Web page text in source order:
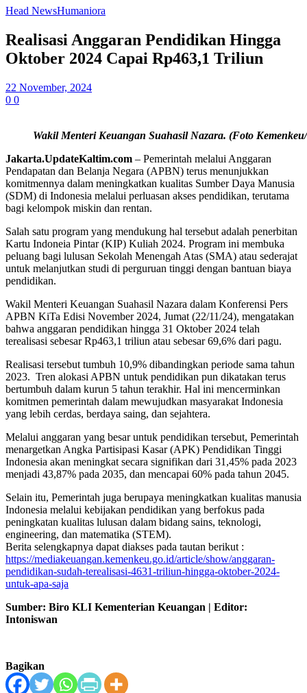
Head NewsHumaniora
Realisasi Anggaran Pendidikan Hingga
Oktober 2024 Capai Rp463,1 Triliun
22 November, 2024
0 0
Wakil Menteri Keuangan Suahasil Nazara. (Foto
Jakarta.UpdateKaltim.com – Pemerintah melalui Anggaran
Pendapatan dan Belanja Negara (APBN) terus menunjukkan
komitmennya dalam meningkatkan kualitas Sumber Daya Manusia
(SDM) di Indonesia melalui perluasan akses pendidikan, terutama
bagi kelompok miskin dan rentan.
Salah satu program yang mendukung hal tersebut adalah penerbitan
Kartu Indoneia Pintar (KIP) Kuliah 2024. Program ini membuka
peluang bagi lulusan Sekolah Menengah Atas (SMA) atau sederajat
untuk melanjutkan studi di perguruan tinggi dengan bantuan biaya
pendidikan.
Wakil Menteri Keuangan Suahasil Nazara dalam Konferensi Pers
APBN KiTa Edisi November 2024, Jumat (22/11/24), mengatakan
bahwa anggaran pendidikan hingga 31 Oktober 2024 telah
terealisasi sebesar Rp463,1 triliun atau sebesar 69,6% dari pagu.
Realisasi tersebut tumbuh 10,9% dibandingkan periode sama tahun
2023. Tren alokasi APBN untuk pendidikan pun dikatakan terus
bertumbuh dalam kurun 5 tahun terakhir. Hal ini mencerminkan
komitmen pemerintah dalam mewujudkan masyarakat Indonesia
yang lebih cerdas, berdaya saing, dan sejahtera.
Melalui anggaran yang besar untuk pendidikan tersebut, Pemerintah
menargetkan Angka Partisipasi Kasar (APK) Pendidikan Tinggi
Indonesia akan meningkat secara signifikan dari 31,45% pada 2023
menjadi 43,87% pada 2035, dan mencapai 60% pada tahun 2045.
Selain itu, Pemerintah juga berupaya meningkatkan kualitas manusia
Indonesia melalui kebijakan pendidikan yang berfokus pada
peningkatan kualitas lulusan dalam bidang sains, teknologi,
engineering, dan matematika (STEM).
Berita selengkapnya dapat diakses pada tautan berikut :
https://mediakeuangan.kemenkeu.go.id/article/show/anggaran-
pendidikan-sudah-terealisasi-4631-triliun-hingga-oktober-2024-
untuk-apa-saja
Sumber: Biro KLI Kementerian Keuangan | Editor:
Intoniswan
Bagikan